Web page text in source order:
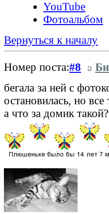
YouTube
Фотоальбом
Вернуться к началу
Номер поста:#8
бегала за ней с
остановилась, но
а что за домик такой?